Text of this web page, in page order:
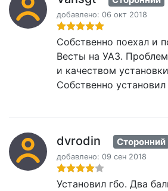
добавлено: 06 окт 2018
Собственно поехал и
Весты на УАЗ.
и качеством
Собственно
dvrodin Сторонний
добавлено: 09 сен 2018
Установил гбо. Два